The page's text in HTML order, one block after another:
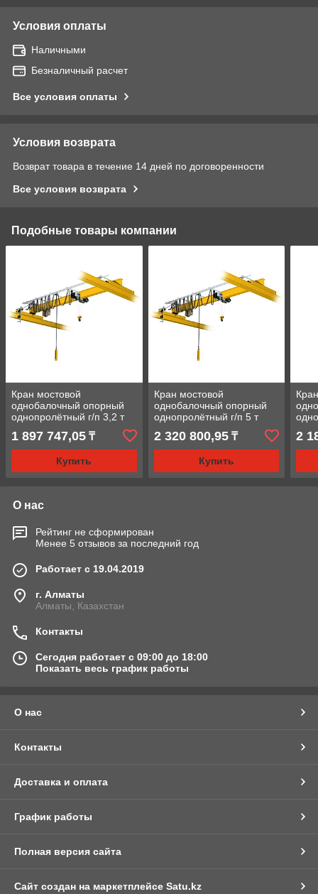
Условия оплаты
Наличными
Безналичный расчет
Все условия оплаты
Условия возврата
Возврат товара в течение 14 дней по договоренности
Все условия возврата
Подобные товары компании
Кран мостовой
однобалочный опорный
однопролётный г/п 3,2 т
1 897 747,05 ₸
Купить
Кран мостовой
однобалочный опорный
однопролётный г/п 5 т
2 320 800,95₸
Купить
2
О нас
Рейтинг не сформирован
Менее 5 отзывов за последний год
Работает с 19.04.2019
г. Алматы
Алматы, Казахстан
Контакты
Сегодня работает с 09:00 до 18:00
Показать весь график работы
О нас
Контакты
Доставка и оплата
График работы
Полная версия сайта
Сайт создан на маркетплейсе Satu.kz